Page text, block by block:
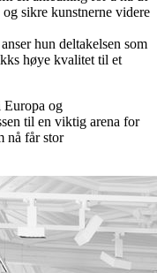
sikre kunstnerne videre
hun deltakelsen som
høye kvalitet til et
Europa og
til en viktig arena for
nå får stor